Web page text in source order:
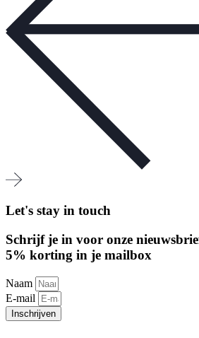
Let's stay in touch
Schrijf je in voor onze
5% korting in je mailbox
Naam
E-mail
Inschrijven